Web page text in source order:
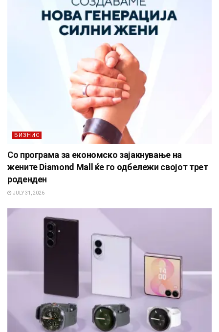
БИЗНИС
Со програма за економско зајакнување на
жените Diamond Mall ќе го одбележи својот трет
роденден
JULY 31, 2026